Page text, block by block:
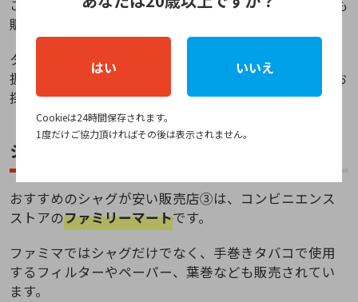
ころもあるので、そういったタバコ販売店ではシャグも
販売しているところが多いです！
タバコ販売店では
あまり見かけないシャグなど
扱っているところがあるようで、マイナーなシャグをお
探しの方にはタバコ販売店がおすすめとなっています。
シャグが安い販売店③ファミマ
おすすめのシャグが安い販売店③は、コンビニエンス
ストアのファミリーマートです。
ファミマではシャグだけでなく、手巻きタバコで使用
するフィルターやペーパー、葉巻なども販売されてい
ます。
はい いいえ
Cookieは24時間保存されます。
1度だけご協力頂ければその後は表示されません。